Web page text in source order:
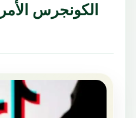
الكونجرس